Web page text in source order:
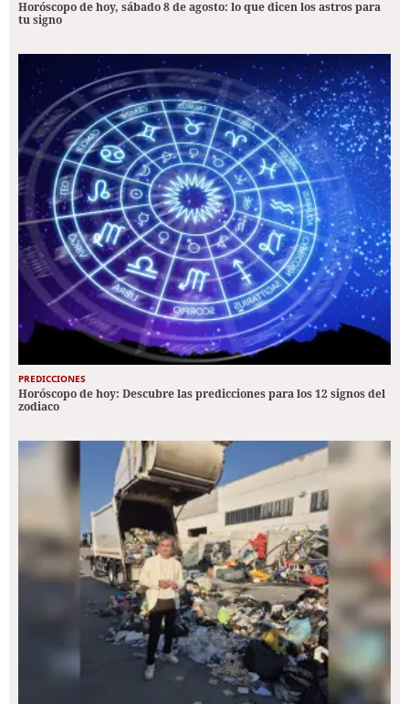
Horóscopo de hoy, sábado 8 de agosto: lo que dicen los astros para
tu signo
PREDICCIONES
Horóscopo de hoy: Descubre las predicciones para los 12 signos del
zodiaco